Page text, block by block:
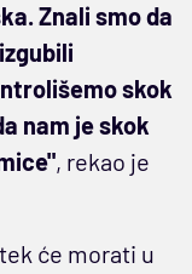
Znali smo da
skok
nam je skok
, rekao je
će morati u